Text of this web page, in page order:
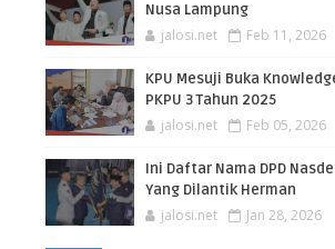
Nusa Lampung
jalosi.net Feb 11, 2026
KPU Mesuji Buka
PKPU 3 Tahun 2025
jalosi.net Feb 05, 2026
Ini Daftar Nama DPD
Yang Dilantik Herman
jalosi.net Jan 28, 2026